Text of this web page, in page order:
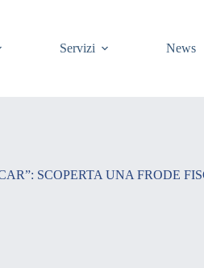
Servizi News
SCOPERTA UNA FRODE